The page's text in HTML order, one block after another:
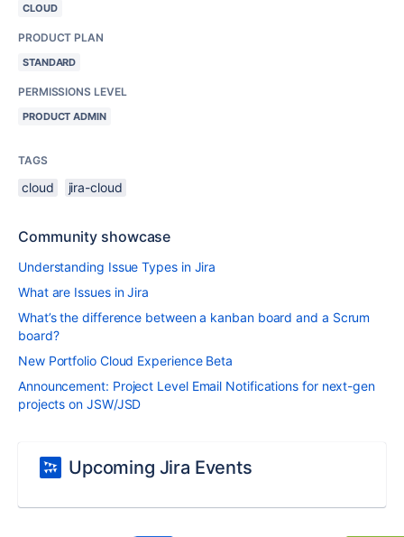
CLOUD
PRODUCT PLAN
STANDARD
PERMISSIONS LEVEL
PRODUCT ADMIN
TAGS
cloud jira-cloud
Community showcase
Understanding Issue Types in Jira
What are Issues in Jira
What’s the difference between a kanban board and a Scrum
board?
New Portfolio Cloud Experience Beta
Announcement: Project Level Email Notifications for next-gen
projects on JSW/JSD
Upcoming Jira Events